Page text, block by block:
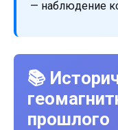
— наблюдение
📚
прошлого